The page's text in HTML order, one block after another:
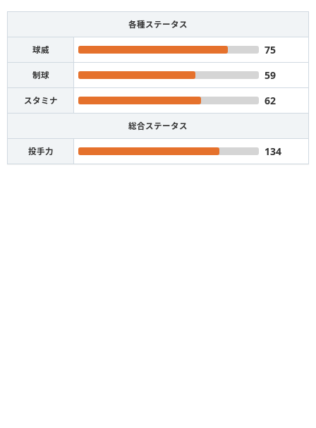
各種ステータス
球威 75
制球 59
スタミナ 62
総合ステータス
投手力 134